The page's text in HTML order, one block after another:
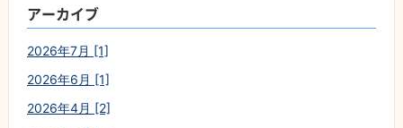
アーカイブ
2026年7月 [1]
2026年6月 [1]
2026年4月 [2]